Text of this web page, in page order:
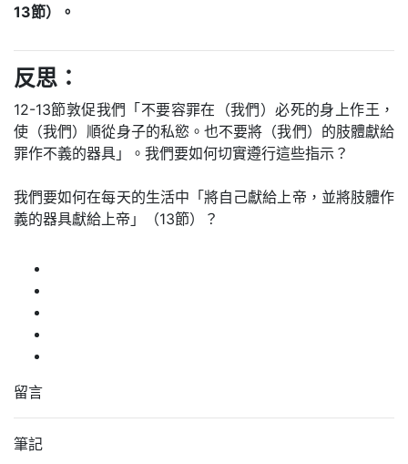
13節）。
反思：
12-13節敦促我們「不要容罪在（我們）必死的身上作王，
使（我們）順從身子的私慾。也不要將（我們）的肢體獻給
罪作不義的器具」。我們要如何切實遵行這些指示？
我們要如何在每天的生活中「將自己獻給上帝，並將肢體作
義的器具獻給上帝」（13節）？
留言
筆記